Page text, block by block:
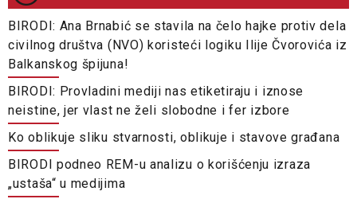
BIRODI: Ana Brnabić se stavila na čelo hajke protiv dela
civilnog društva (NVO) koristeći logiku Ilije Čvorovića iz
Balkanskog špijuna!
BIRODI: Provladini mediji nas etiketiraju i iznose
neistine, jer vlast ne želi slobodne i fer izbore
Ko oblikuje sliku stvarnosti, oblikuje i stavove građana
BIRODI podneo REM-u analizu o korišćenju izraza
„ustaša“ u medijima